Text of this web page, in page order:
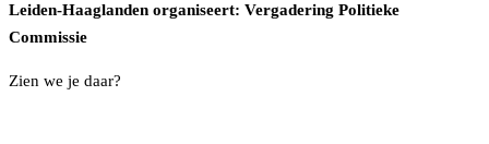
Leiden-Haaglanden organiseert: Vergadering Politieke
Commissie
Zien we je daar?